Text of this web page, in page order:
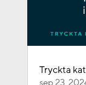
Tryckta